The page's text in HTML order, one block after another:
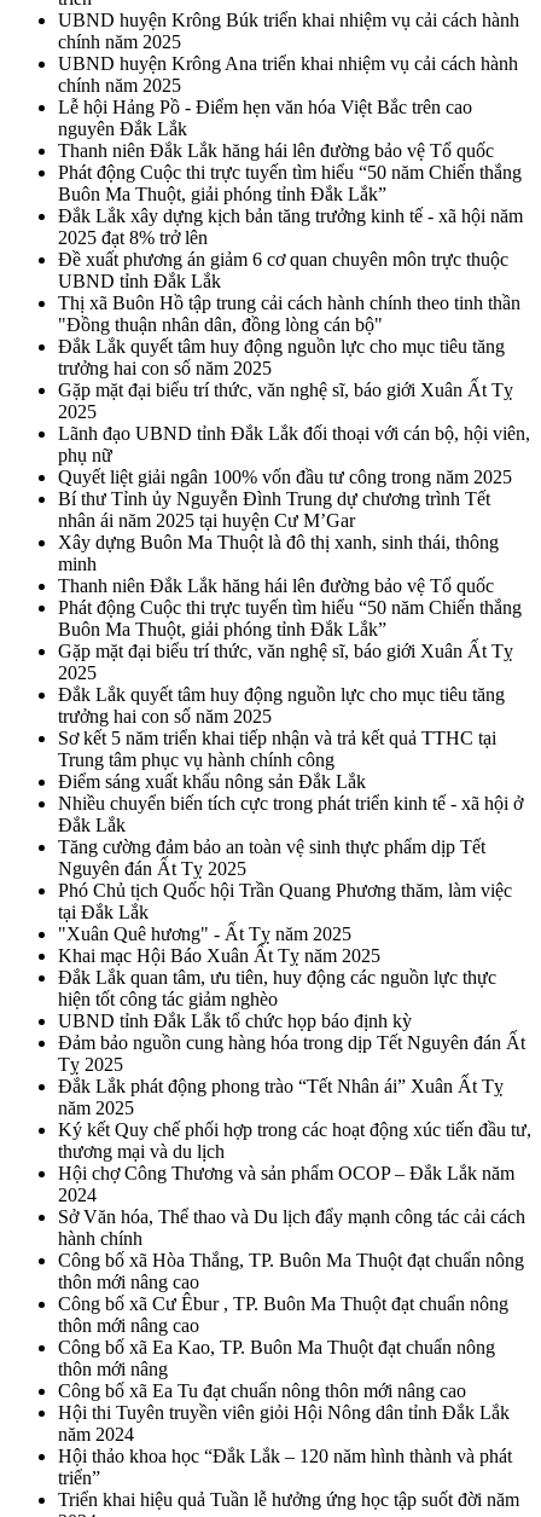
UBND huyện Krông Búk triển khai nhiệm vụ cải cách hành
chính năm 2025
UBND huyện Krông Ana triển khai nhiệm vụ cải cách hành
chính năm 2025
Lễ hội Hảng Pồ - Điểm hẹn văn hóa Việt Bắc trên cao
nguyên Đắk Lắk
Thanh niên Đắk Lắk hăng hái lên đường bảo vệ Tổ quốc
Phát động Cuộc thi trực tuyến tìm hiểu “50 năm Chiến thắng
Buôn Ma Thuột, giải phóng tỉnh Đắk Lắk”
Đắk Lắk xây dựng kịch bản tăng trưởng kinh tế - xã hội năm
2025 đạt 8% trở lên
Đề xuất phương án giảm 6 cơ quan chuyên môn trực thuộc
UBND tỉnh Đắk Lắk
Thị xã Buôn Hồ tập trung cải cách hành chính theo tinh thần
"Đồng thuận nhân dân, đồng lòng cán bộ"
Đắk Lắk quyết tâm huy động nguồn lực cho mục tiêu tăng
trưởng hai con số năm 2025
Gặp mặt đại biểu trí thức, văn nghệ sĩ, báo giới Xuân Ất Tỵ
2025
Lãnh đạo UBND tỉnh Đắk Lắk đối thoại với cán bộ, hội viên,
phụ nữ
Quyết liệt giải ngân 100% vốn đầu tư công trong năm 2025
Bí thư Tỉnh ủy Nguyễn Đình Trung dự chương trình Tết
nhân ái năm 2025 tại huyện Cư M’Gar
Xây dựng Buôn Ma Thuột là đô thị xanh, sinh thái, thông
minh
Thanh niên Đắk Lắk hăng hái lên đường bảo vệ Tổ quốc
Phát động Cuộc thi trực tuyến tìm hiểu “50 năm Chiến thắng
Buôn Ma Thuột, giải phóng tỉnh Đắk Lắk”
Gặp mặt đại biểu trí thức, văn nghệ sĩ, báo giới Xuân Ất Tỵ
2025
Đắk Lắk quyết tâm huy động nguồn lực cho mục tiêu tăng
trưởng hai con số năm 2025
Sơ kết 5 năm triển khai tiếp nhận và trả kết quả TTHC tại
Trung tâm phục vụ hành chính công
Điểm sáng xuất khẩu nông sản Đắk Lắk
Nhiều chuyển biến tích cực trong phát triển kinh tế - xã hội ở
Đắk Lắk
Tăng cường đảm bảo an toàn vệ sinh thực phẩm dịp Tết
Nguyên đán Ất Tỵ 2025
Phó Chủ tịch Quốc hội Trần Quang Phương thăm, làm việc
tại Đắk Lắk
"Xuân Quê hương" - Ất Tỵ năm 2025
Khai mạc Hội Báo Xuân Ất Tỵ năm 2025
Đắk Lắk quan tâm, ưu tiên, huy động các nguồn lực thực
hiện tốt công tác giảm nghèo
UBND tỉnh Đắk Lắk tổ chức họp báo định kỳ
Đảm bảo nguồn cung hàng hóa trong dịp Tết Nguyên đán Ất
Tỵ 2025
Đắk Lắk phát động phong trào “Tết Nhân ái” Xuân Ất Tỵ
năm 2025
Ký kết Quy chế phối hợp trong các hoạt động xúc tiến đầu tư,
thương mại và du lịch
Hội chợ Công Thương và sản phẩm OCOP – Đắk Lắk năm
2024
Sở Văn hóa, Thể thao và Du lịch đẩy mạnh công tác cải cách
hành chính
Công bố xã Hòa Thắng, TP. Buôn Ma Thuột đạt chuẩn nông
thôn mới nâng cao
Công bố xã Cư Êbur , TP. Buôn Ma Thuột đạt chuẩn nông
thôn mới nâng cao
Công bố xã Ea Kao, TP. Buôn Ma Thuột đạt chuẩn nông
thôn mới nâng
Công bố xã Ea Tu đạt chuẩn nông thôn mới nâng cao
Hội thi Tuyên truyền viên giỏi Hội Nông dân tỉnh Đắk Lắk
năm 2024
Hội thảo khoa học “Đắk Lắk – 120 năm hình thành và phát
triển”
Triển khai hiệu quả Tuần lễ hưởng ứng học tập suốt đời năm